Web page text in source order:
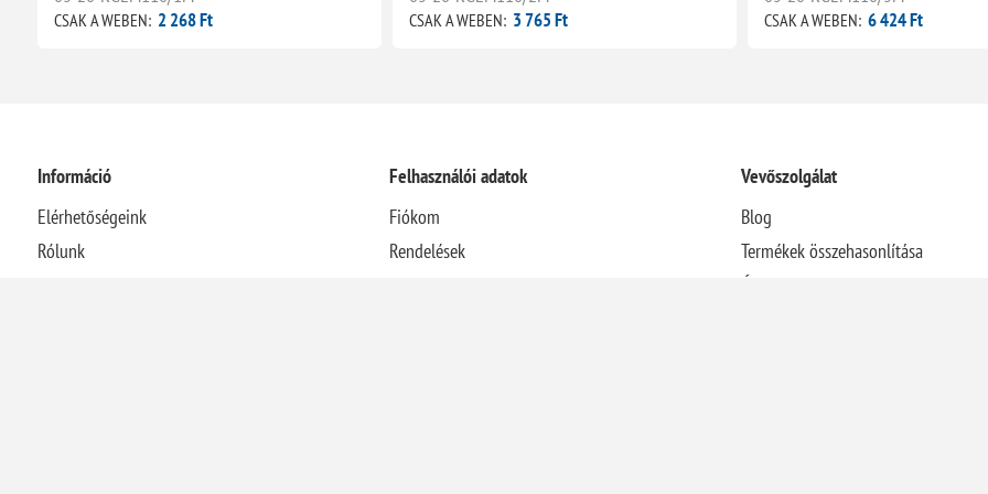
CSAK A WEBEN: 2 268 Ft CSAK A WEBEN: 3 765 Ft CSAK A WEBEN: 6 424 Ft
Információ
Elérhetőségeink
Rólunk
Felhasználói adatok
Fiókom
Rendelések
Vevőszolgálat
Blog
Termékek összehasonlítása
Újdonságok